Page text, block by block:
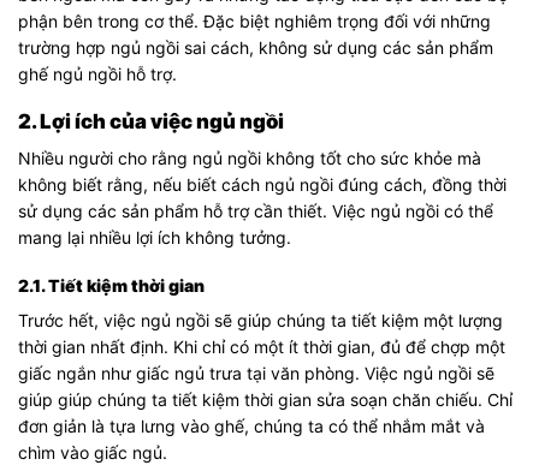
phận bên trong cơ thể. Đặc biệt nghiêm trọng đối với những
trường hợp ngủ ngồi sai cách, không sử dụng các sản phẩm
ghế ngủ ngồi hỗ trợ.
2. Lợi ích của việc ngủ ngồi
Nhiều người cho rằng ngủ ngồi không tốt cho sức khỏe mà
không biết rằng, nếu biết cách ngủ ngồi đúng cách, đồng thời
sử dụng các sản phẩm hỗ trợ cần thiết. Việc ngủ ngồi có thể
mang lại nhiều lợi ích không tưởng.
2.1. Tiết kiệm thời gian
Trước hết, việc ngủ ngồi sẽ giúp chúng ta tiết kiệm một lượng
thời gian nhất định. Khi chỉ có một ít thời gian, đủ để chợp một
giấc ngắn như giấc ngủ trưa tại văn phòng. Việc ngủ ngồi sẽ
giúp giúp chúng ta tiết kiệm thời gian sửa soạn chăn chiếu. Chỉ
đơn giản là tựa lưng vào ghế, chúng ta có thể nhắm mắt và
chìm vào giấc ngủ.